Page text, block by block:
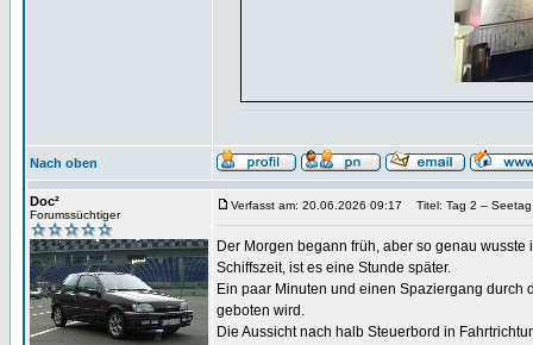
Nach oben
Doc²
Forumssüchtiger
Verfasst am: 20.06.2026 09:17 Titel: Tag 2 –
Der Morgen begann früh, aber so genau
Schiffszeit, ist es eine Stunde später.
Ein paar Minuten und einen Spaziergang durch
geboten wird.
Die Aussicht nach halb Steuerbord in